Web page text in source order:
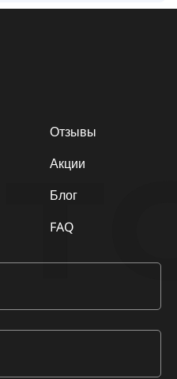
Отзывы
Акции
Блог
FAQ